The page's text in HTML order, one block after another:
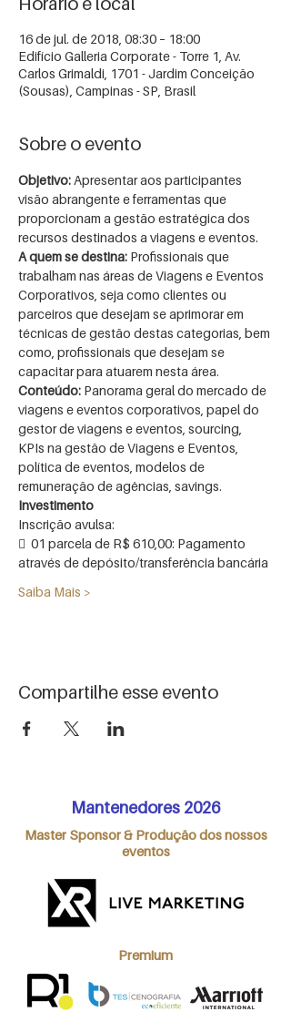
16 de jul. de 2018, 08:30 – 18:00
Edifício Galleria Corporate - Torre 1, Av.
Carlos Grimaldi, 1701 - Jardim Conceição
(Sousas), Campinas - SP, Brasil
Sobre o evento
Objetivo: Apresentar aos participantes
visão abrangente e ferramentas que
proporcionam a gestão estratégica dos
A quem se destina: Profissionais que
trabalham nas áreas de Viagens e Eventos
Corporativos, seja como clientes ou
parceiros que desejam se aprimorar em
técnicas de gestão destas categorias, bem
como, profissionais que desejam se
Conteúdo: Panorama geral do mercado de
viagens e eventos corporativos, papel do
gestor de viagens e eventos, sourcing,
KPIs na gestão de Viagens e Eventos,
política de eventos, modelos de
remuneração de agências, savings.
  01 parcela de R$ 610,00: Pagamento
Saiba Mais >
Compartilhe esse evento
Mantenedores 2026
Master Sponsor & Produção dos nossos
eventos
Premium